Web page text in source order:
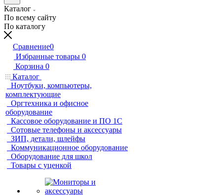
Каталог
По всему сайту
По каталогу
Сравнение0
Избранные товары 0
Корзина 0
Каталог
Ноутбуки, компьютеры,
комплектующие
Оргтехника и офисное
оборудование
Кассовое оборудование и ПО 1С
Сотовые телефоны и аксессуары
ЗИП, детали, шлейфы
Коммуникационное оборудование
Оборудование для школ
Товары с уценкой